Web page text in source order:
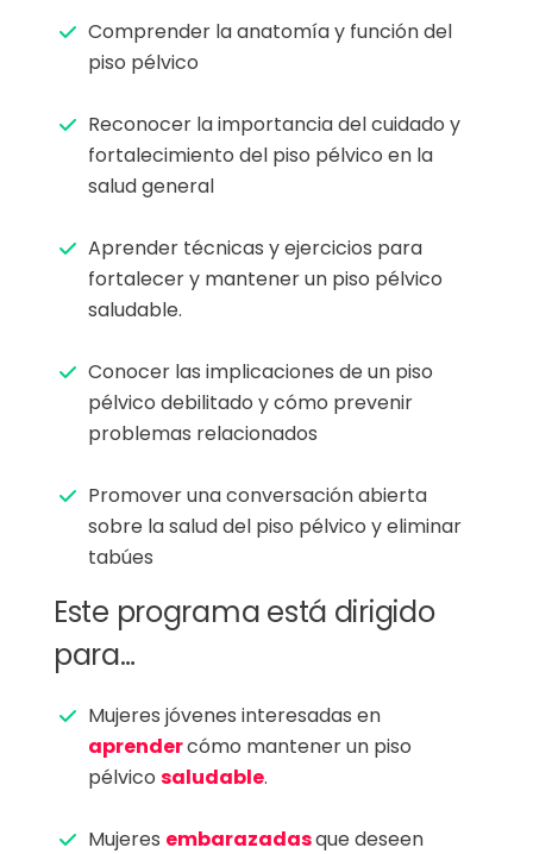
Comprender la anatomía y función del
piso pélvico
Reconocer la importancia del cuidado y
fortalecimiento del piso pélvico en la
salud general
Aprender técnicas y ejercicios para
fortalecer y mantener un piso pélvico
saludable.
Conocer las implicaciones de un piso
pélvico debilitado y cómo prevenir
problemas relacionados
Promover una conversación abierta
sobre la salud del piso pélvico y eliminar
tabúes
Este programa está dirigido
para…
Mujeres jóvenes interesadas en
aprendercómo mantener un piso
pélvico saludable.
Mujeres embarazadasque deseen